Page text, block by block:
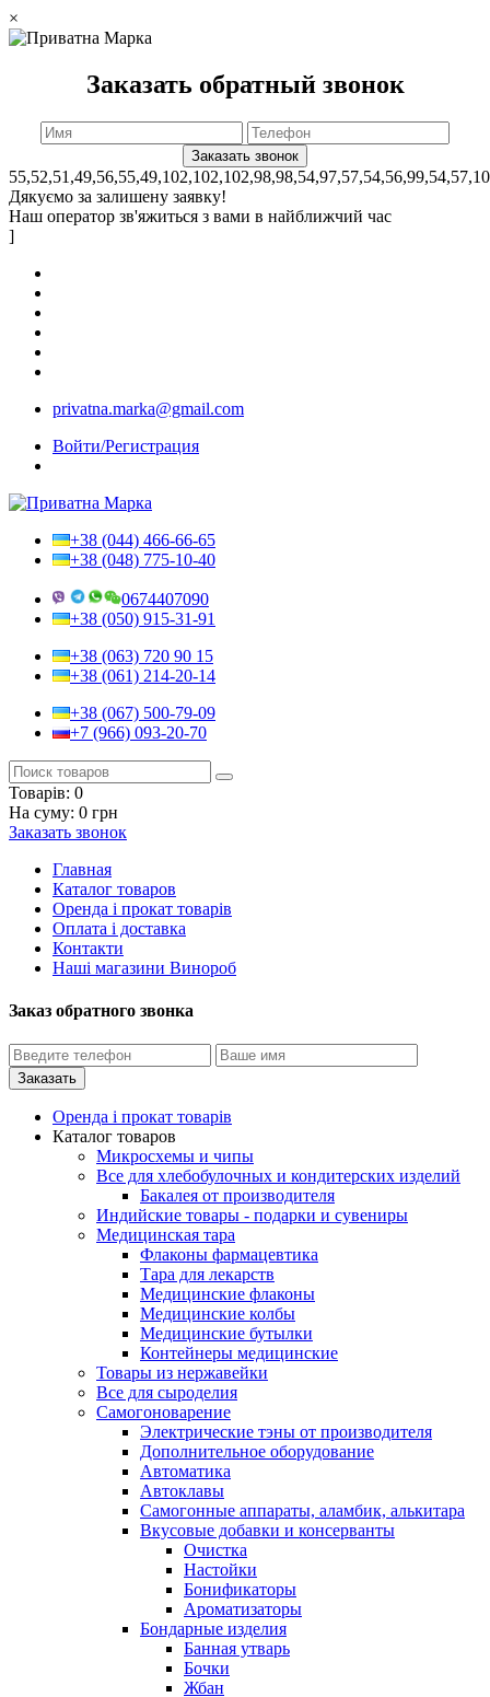
×
Заказать обратный звонок
Дякуємо за залишену заявку!
Наш оператор зв'яжиться з вами в найближчий час
]
privatna.marka@gmail.com
Войти/Регистрация
+38 (044) 466-66-65
+38 (048) 775-10-40
0674407090
+38 (050) 915-31-91
+38 (063) 720 90 15
+38 (061) 214-20-14
+38 (067) 500-79-09
+7 (966) 093-20-70
Товарів: 0
На суму: 0 грн
Заказать звонок
Главная
Каталог товаров
Оренда і прокат товарів
Оплата і доставка
Контакти
Наші магазини Винороб
Заказ обратного звонка
Оренда і прокат товарів
Каталог товаров
Микросхемы и чипы
Все для хлебобулочных и кондитерских изделий
Бакалея от производителя
Индийские товары - подарки и сувениры
Медицинская тара
Флаконы фармацевтика
Тара для лекарств
Медицинские флаконы
Медицинские колбы
Медицинские бутылки
Контейнеры медицинские
Товары из нержавейки
Все для сыроделия
Самогоноварение
Электрические тэны от производителя
Дополнительное оборудование
Автоматика
Автоклавы
Самогонные аппараты, аламбик, алькитара
Вкусовые добавки и консерванты
Очистка
Настойки
Бонификаторы
Ароматизаторы
Бондарные изделия
Банная утварь
Бочки
Жбан